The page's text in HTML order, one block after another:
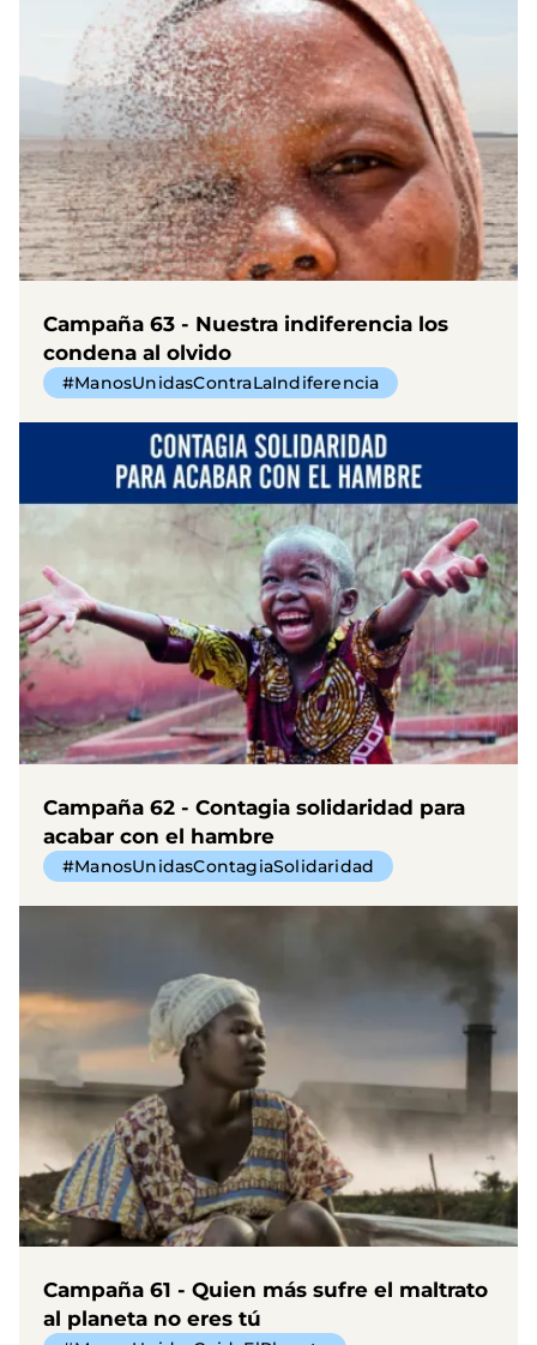
Campaña 63 - Nuestra indiferencia los
condena al olvido
#ManosUnidasContraLaIndiferencia
Campaña 62 - Contagia solidaridad para
acabar con el hambre
#ManosUnidasContagiaSolidaridad
Campaña 61 - Quien más sufre el maltrato
al planeta no eres tú